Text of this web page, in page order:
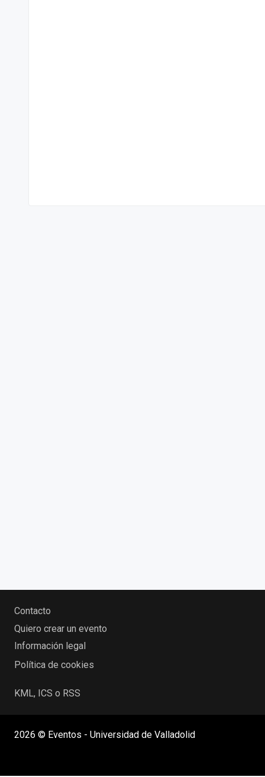
Contacto
Quiero crear un evento
Información legal
Política de cookies
KML, ICS o RSS
2026 © Eventos - Universidad de Valladolid